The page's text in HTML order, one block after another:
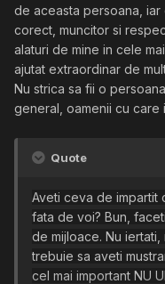
de aceasta persoana, iar
corect, muncitor si
alaturi de mine in cele
ajutat extraordinar de
Nu strica sa fii o
general, oamenii cu care
Quote
Aveti ceva de impartit
fata de voi? Bun,
de mijloace. Nu iertati,
trebuie sa aveti
cel mai important NU